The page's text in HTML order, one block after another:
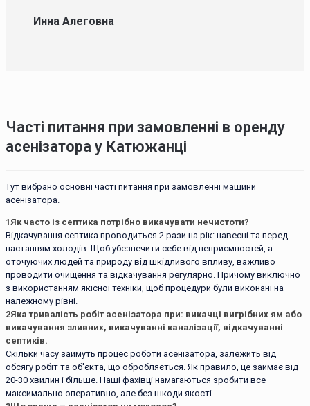
Инна Алеговна
Часті питання при замовленні в оренду
асенізатора у Катюжанці
Тут вибрано основні часті питання при замовленні машини
асенізатора.
1 Як часто із септика потрібно викачувати нечистоти?
Відкачування септика проводиться 2 рази на рік: навесні та перед
настанням холодів. Щоб убезпечити себе від неприємностей, а
оточуючих людей та природу від шкідливого впливу, важливо
проводити очищення та відкачування регулярно. Причому виключно
з використанням якісної техніки, щоб процедури були виконані на
належному рівні.
2Яка тривалість робіт асенізатора при: викачці вигрібних ям або
викачування зливних, викачуванні каналізації, відкачуванні
септиків.
Скільки часу займуть процес роботи асенізатора, залежить від
обсягу робіт та об'єкта, що обробляється. Як правило, це займає від
20-30 хвилин і більше. Наші фахівці намагаються зробити все
максимально оперативно, але без шкоди якості.